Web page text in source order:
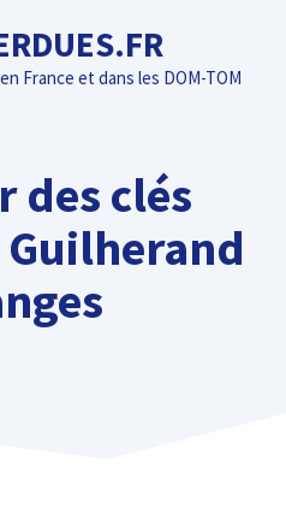
France et dans les DOM-TOM
des clés